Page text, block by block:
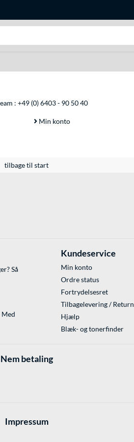
: +49 (0) 6403 - 90 50 40
Min konto
tilbage til start
Så
Med
Kundeservice
Min konto
Ordre status
Fortrydelsesret
Tilbagelevering / Return
Hjælp
Blæk- og tonerfinder
Nem betaling
Impressum